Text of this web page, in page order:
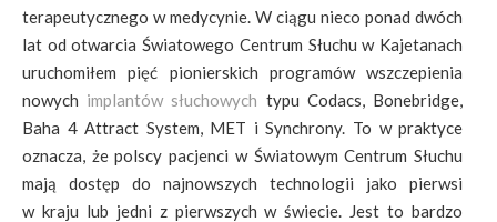
terapeutycznego w medycynie. W ciągu nieco ponad dwóch
lat od otwarcia Światowego Centrum Słuchu w Kajetanach
uruchomiłem pięć pionierskich programów wszczepienia
nowych implantów słuchowych typu Codacs, Bonebridge,
Baha 4 Attract System, MET i Synchrony. To w praktyce
oznacza, że polscy pacjenci w Światowym Centrum Słuchu
mają dostęp do najnowszych technologii jako pierwsi
w kraju lub jedni z pierwszych w świecie. Jest to bardzo